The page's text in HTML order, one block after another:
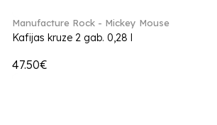
Manufacture Rock - Mickey Mouse
Kafijas kruze 2 gab. 0,28 l
47.50€